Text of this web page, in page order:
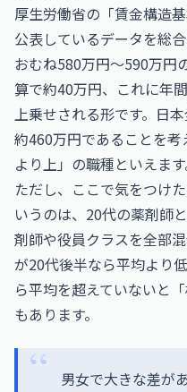
厚生労働省の「賃金構造
公表しているデータを総
おむね580万円〜590万円
算で約40万円、これに年
上乗せされる形です。日
約460万円であることを
より上」の職種といえます
ただし、ここで気をつけ
いうのは、20代の薬剤師
剤師や役員クラスを全部
が20代後半なら平均より
ら平均を超えていないと
もあります。
男女で大きな差が